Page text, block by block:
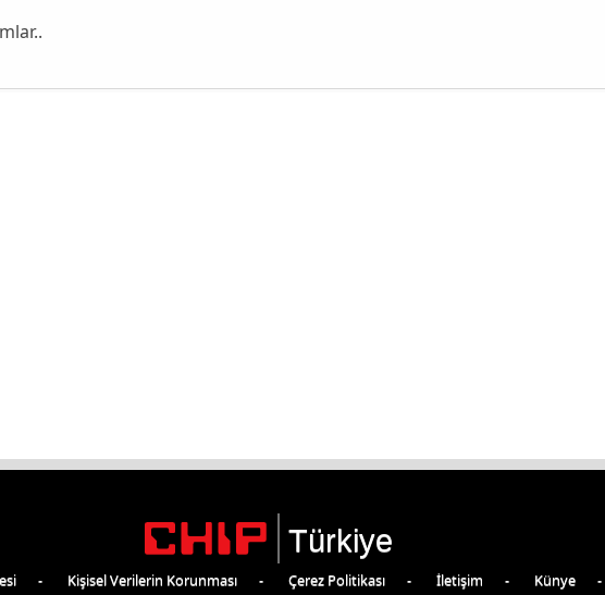
Türkiye
Kişisel Verilerin Korunması Çerez Politikası İletişim Künye